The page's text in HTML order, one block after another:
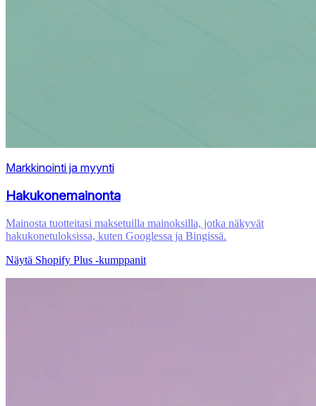
Markkinointi ja myynti
Hakukonemainonta
Mainosta tuotteitasi maksetuilla mainoksilla, jotka näkyvät
hakukonetuloksissa, kuten Googlessa ja Bingissä.
Näytä Shopify Plus ‑kumppanit